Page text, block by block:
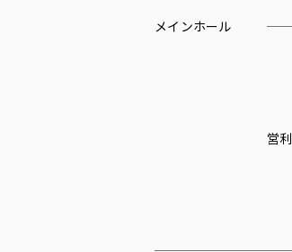
メインホール
営利